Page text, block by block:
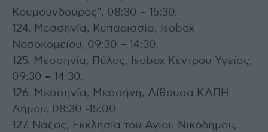
Κουμουνδούρος”, 08:30 – 15:30.
124. Μεσσηνία, Κυπαρισσία, Isobox
Νοσοκομείου, 09:30 – 14:30.
125. Μεσσηνία, Πύλος, Isobox Κέντρου Υγείας,
09:30 – 14:30.
126. Μεσσηνία, Μεσσήνη, Αίθουσα ΚΑΠΗ
Δήμου, 08:30 -15:00
127. Νάξος, Εκκλησία του Αγίου Νικόδημου,